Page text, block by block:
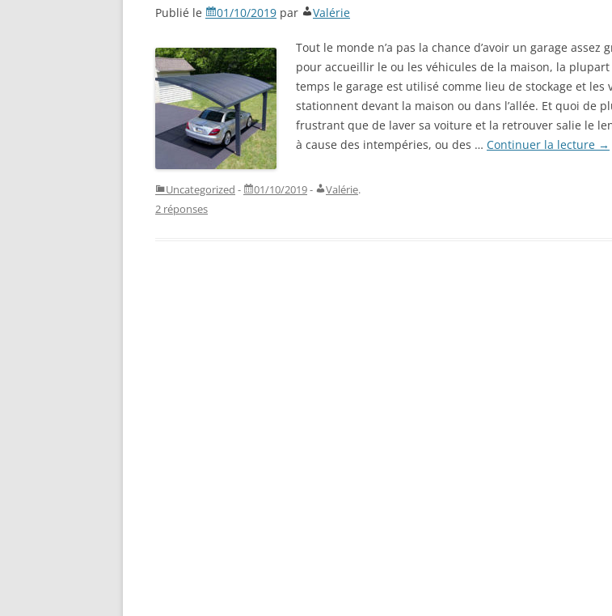
Publié le 01/10/2019 par Valérie
Tout le monde n’a pas la chance d’avoir un garage assez
pour accueillir le ou les véhicules de la maison, la
temps le garage est utilisé comme lieu de stockage et les
stationnent devant la maison ou dans l’allée. Et quoi de
frustrant que de laver sa voiture et la retrouver salie le
à cause des intempéries, ou des … Continuer la lecture →
Uncategorized - 01/10/2019- Valérie.
2 réponses